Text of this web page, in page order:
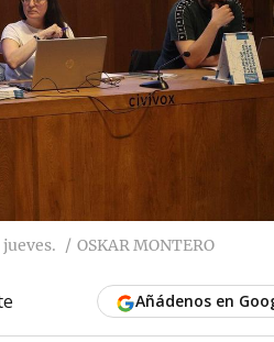
OSKAR MONTERO
Añádenos en